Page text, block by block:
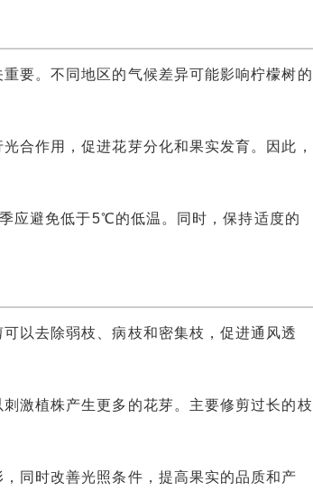
。不同地区的气候差异可能影响柠檬树的
作用，促进花芽分化和果实发育。因此，
避免低于5℃的低温。同时，保持适度的
去除弱枝、病枝和密集枝，促进通风透
植株产生更多的花芽。主要修剪过长的枝
时改善光照条件，提高果实的品质和产